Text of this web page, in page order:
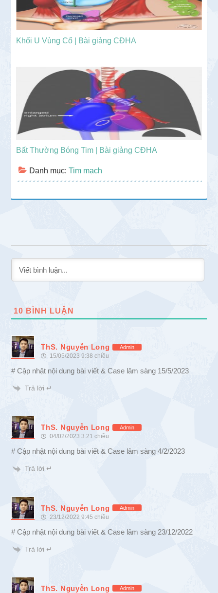
Khối U Vùng Cổ | Bài giảng CĐHA
Bất Thường Bóng Tim | Bài giảng CĐHA
Danh mục:Tim mạch
10 BÌNH LUẬN
ThS. Nguyễn Long Admin
15/05/2023 9:38 chiều
# Cập nhật nội dung bài viết & Case lâm sàng 15/5/2023
Trả lời ↵
ThS. Nguyễn Long Admin
04/02/2023 3:21 chiều
# Cập nhật nội dung bài viết & Case lâm sàng 4/2/2023
Trả lời ↵
ThS. Nguyễn Long Admin
23/12/2022 9:45 chiều
# Cập nhật nội dung bài viết & Case lâm sàng 23/12/2022
Trả lời ↵
ThS. Nguyễn Long Admin